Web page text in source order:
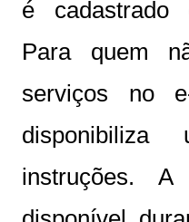
é cadastrado
Para quem
serviços no
instruções. A